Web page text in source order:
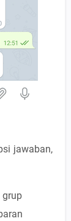
jawaban,
grup